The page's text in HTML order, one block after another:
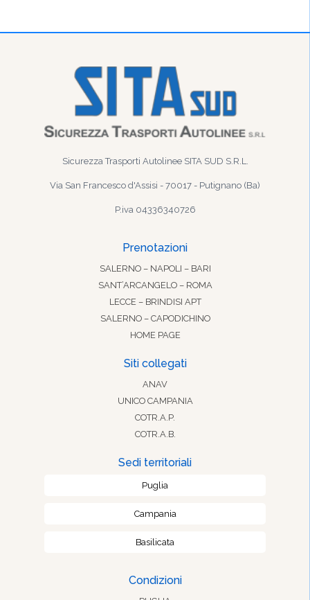
Sicurezza Trasporti Autolinee SITA SUD S.R.L.
Via San Francesco d'Assisi - 70017 - Putignano (Ba)
P.iva 04336340726
Prenotazioni
SALERNO – NAPOLI – BARI
SANT’ARCANGELO – ROMA
LECCE – BRINDISI APT
SALERNO – CAPODICHINO
HOME PAGE
Siti collegati
ANAV
UNICO CAMPANIA
COTR.A.P.
COTR.A.B.
Sedi territoriali
Puglia
Campania
Basilicata
Condizioni